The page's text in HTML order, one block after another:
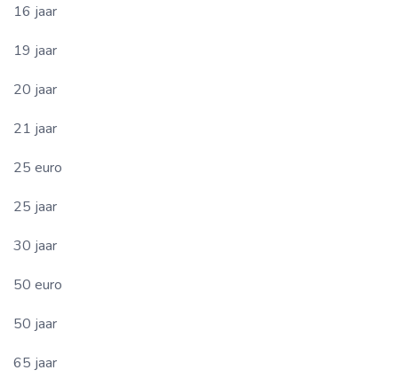
16 jaar
19 jaar
20 jaar
21 jaar
25 euro
25 jaar
30 jaar
50 euro
50 jaar
65 jaar